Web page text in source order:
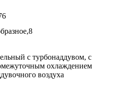
с турбонаддувом, с
охлаждением
воздуха